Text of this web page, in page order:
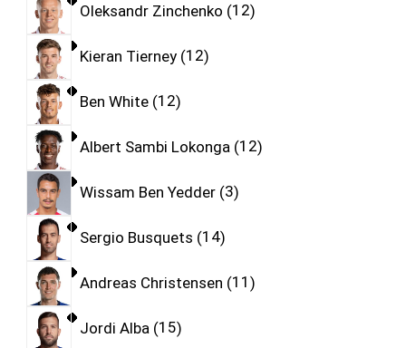
Oleksandr Zinchenko 12
Kieran Tierney 12
Ben White 12
Albert Sambi Lokonga 12
Wissam Ben Yedder 3
Sergio Busquets 14
Andreas Christensen 11
Jordi Alba 15